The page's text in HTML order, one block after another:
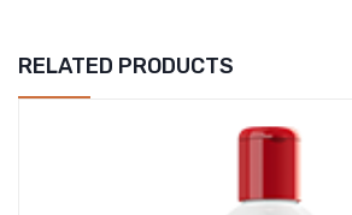
RELATED PRODUCTS